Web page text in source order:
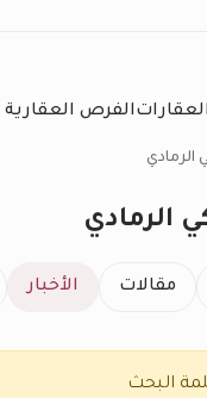
العقاراتالفرص العقارية
الرمادي
الرمادي
مقالات الأخبار
البحث